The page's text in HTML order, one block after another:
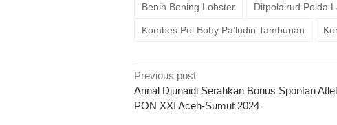
Benih Bening Lobster Ditpolairud Polda
Kombes Pol Boby Pa’ludin Tambunan
Post
navigation
Previous post
Arinal Djunaidi Serahkan Bonus Spontan Atlet
PON XXI Aceh-Sumut 2024